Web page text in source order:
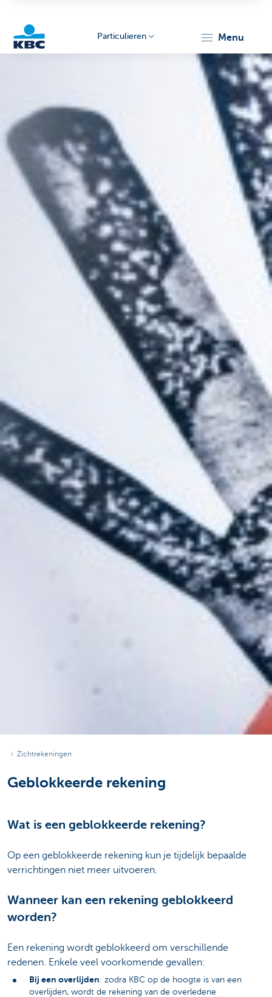
Particulieren
Particulieren menu
Zichtrekeningen
Geblokkeerde rekening
Wat is een geblokkeerde rekening?
Op een geblokkeerde rekening kun je tijdelijk bepaalde
verrichtingen niet meer uitvoeren.
Wanneer kan een rekening geblokkeerd
worden?
Een rekening wordt geblokkeerd om verschillende
redenen. Enkele veel voorkomende gevallen:
Bij een overlijden: zodra KBC op de hoogte is van een
overlijden, wordt de rekening van de overledene